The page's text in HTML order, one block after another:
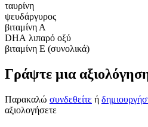
ταυρίνη
ψευδάργυρος
βιταμίνη Α
DHA λιπαρό οξύ
βιταμίνη Ε (συνολικά)
Γράψτε μια
Παρακαλώ συνδεθείτε ή
αξιολογήσετε